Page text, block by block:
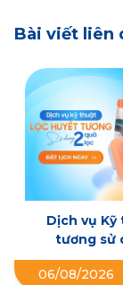
Bài viết liên
Dịch vụ
tương sử
06/08/2026